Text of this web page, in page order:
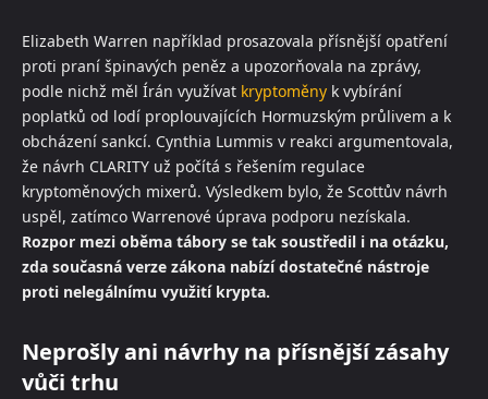
Elizabeth Warren například prosazovala přísnější opatření
proti praní špinavých peněz a upozorňovala na zprávy,
podle nichž měl Írán využívat kryptoměny k vybírání
poplatků od lodí proplouvajících Hormuzským průlivem a k
obcházení sankcí. Cynthia Lummis v reakci argumentovala,
že návrh CLARITY už počítá s řešením regulace
kryptoměnových mixerů. Výsledkem bylo, že Scottův návrh
uspěl, zatímco Warrenové úprava podporu nezískala.
Rozpor mezi oběma tábory se tak soustředil i na otázku,
zda současná verze zákona nabízí dostatečné nástroje
proti nelegálnímu využití krypta.
Neprošly ani návrhy na přísnější zásahy
vůči trhu